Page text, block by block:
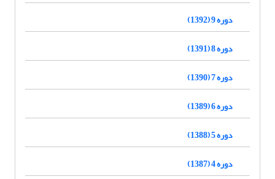
دوره 9 (1392)
دوره 8 (1391)
دوره 7 (1390)
دوره 6 (1389)
دوره 5 (1388)
دوره 4 (1387)